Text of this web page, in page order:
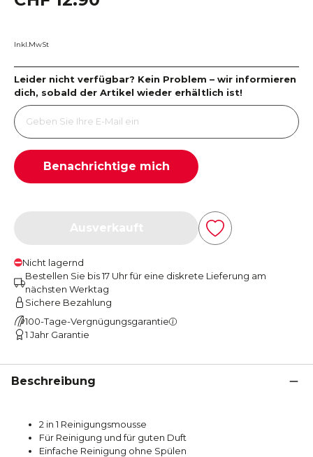
Inkl.MwSt
Leider nicht verfügbar? Kein Problem – wir informieren
dich, sobald der Artikel wieder erhältlich ist!
Benachrichtige mich
Nicht lagernd
Bestellen Sie bis 17 Uhr für eine diskrete Lieferung am
nächsten Werktag
Sichere Bezahlung
100-Tage-Vergnügungsgarantie
1 Jahr Garantie
Beschreibung
2 in 1 Reinigungsmousse
Für Reinigung und für guten Duft
Einfache Reinigung ohne Spülen